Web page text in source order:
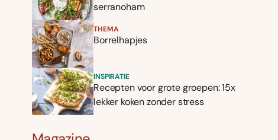
serranoham
THEMA
Borrelhapjes
INSPIRATIE
Recepten voor grote groepen: 15x
lekker koken zonder stress